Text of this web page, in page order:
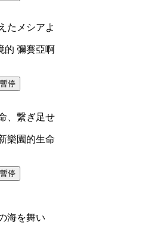
たメシアよ
的 彌賽亞啊
暫停
、繋ぎ足せ
樂園的生命
暫停
海を舞い